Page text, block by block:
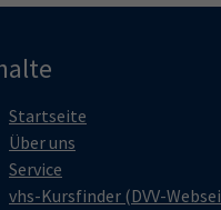
Startseite
Über uns
Service
vhs-Kursfinder (DVV-